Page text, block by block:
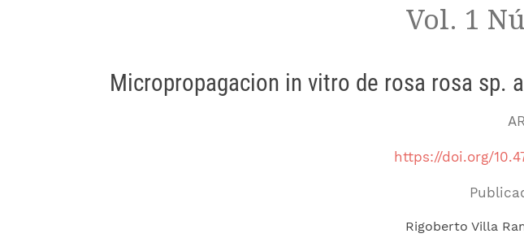
Vol. 1
Micropropagacion in vitro de rosa rosa sp.
https://doi.org/
Rigoberto Villa